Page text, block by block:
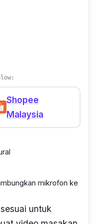
Shopee
Malaysia
mikrofon ke
untuk